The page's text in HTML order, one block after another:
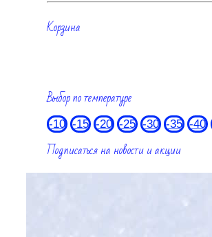
Корзина
Выбор по температуре
-10 -15 -20 -25 -30 -35 -40
Подписаться на новости и акции